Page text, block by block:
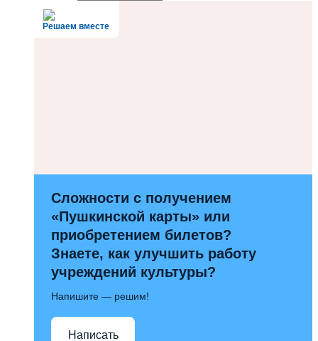
Решаем вместе
Сложности с получением
«Пушкинской карты» или
приобретением билетов?
Знаете, как улучшить работу
учреждений культуры?
Напишите — решим!
Написать